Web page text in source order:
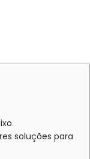
soluções para